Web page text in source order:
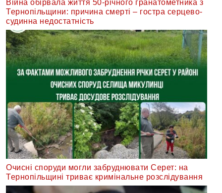
Війна обірвала життя 50-річного гранатометника з
Тернопільщини: причина смерті – гостра серцево-
судинна недостатність
Очисні споруди могли забруднювати Серет: на
Тернопільщині триває кримінальне розслідування